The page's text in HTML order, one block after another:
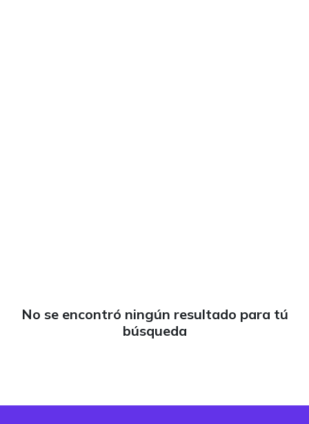
No se encontró ningún resultado para tú
búsqueda